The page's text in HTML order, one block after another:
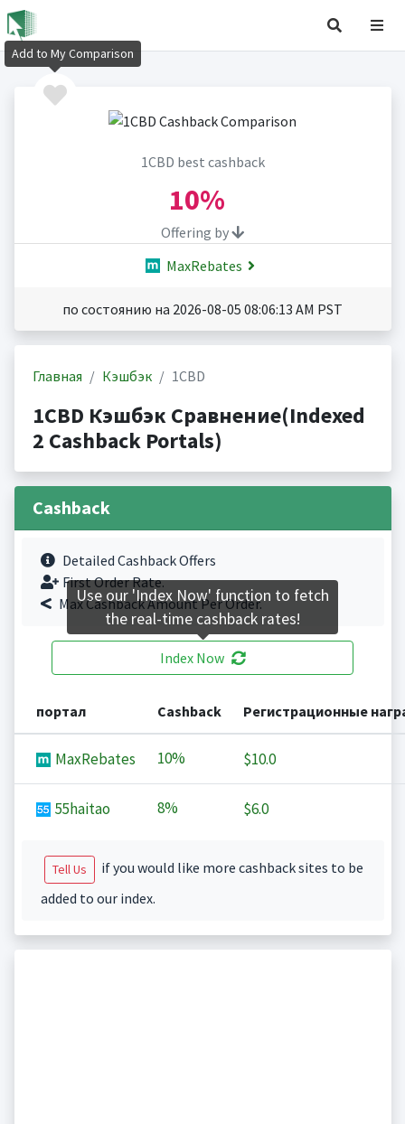
1CBD best cashback
10%
Offering by
MaxRebates
по состоянию на 2026-08-05 08:06:13 AM PST
Главная Кэшбэк 1CBD
1CBD Кэшбэк Сравнение(Indexed
2 Cashback Portals)
Cashback
Detailed Cashback Offers
First Order Rate.
Max Cashback Amount Per Order.
Index Now
портал Cashback Регистрационные
MaxRebates 10% $10.0
55haitao 8% $6.0
Tell Us
if you would like more cashback sites to be
added to our index.
Add to My Comparison
Use our 'Index Now' function to fetch
the real-time cashback rates!